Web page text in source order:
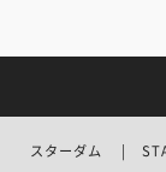
スターダム |